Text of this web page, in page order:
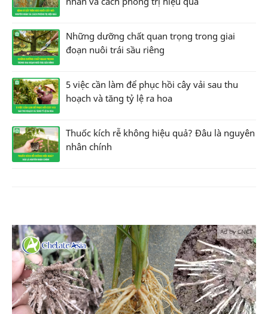
Những dưỡng chất quan trọng trong giai
đoạn nuôi trái sầu riêng
5 việc cần làm để phục hồi cây vải sau thu
hoạch và tăng tỷ lệ ra hoa
Thuốc kích rễ không hiệu quả? Đâu là nguyên
nhân chính
Ad by CNCT